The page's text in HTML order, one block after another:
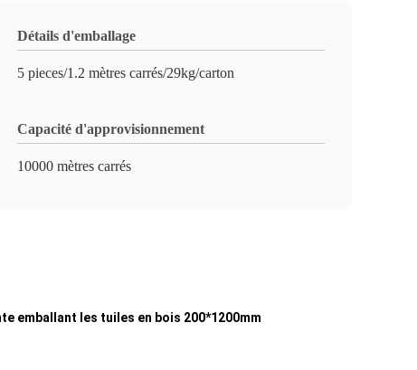
Détails d'emballage
5 pieces/1.2 mètres carrés/29kg/carton
Capacité d'approvisionnement
10000 mètres carrés
emballant les tuiles en bois 200*1200mm